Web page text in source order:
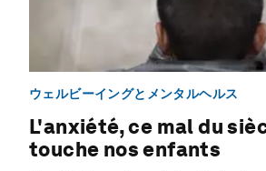
ウェルビーイングとメンタルヘルス
L'anxiété, ce mal du
touche nos enfants